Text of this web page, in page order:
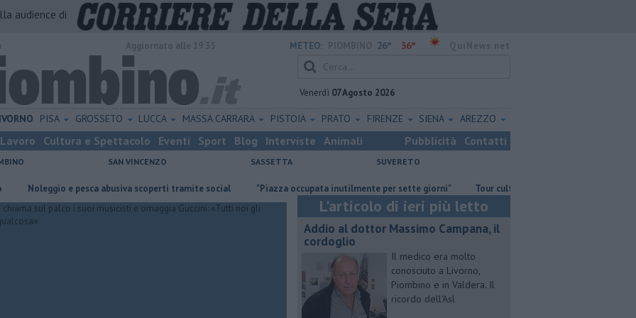
audience di
METEO: 26° 36°
Venerdì 07 Agosto 2026
PISA GROSSETO LUCCA MASSA CARRARA PISTOIA PRATO FIRENZE SIENA AREZZO
Lavoro Cultura e Spettacolo Eventi Sport Blog Interviste Animali Pubblicità Contatti
SAN VINCENZO SASSETTA SUVERETO
e pesca abusiva scoperti tramite social "Piazza occupata inutilmente per sette giorni" Tour culturale dell'assessora regionale
L'articolo di ieri più letto
Addio al dottor Massimo Campana, il
cordoglio
Il medico era molto
conosciuto a Livorno,
Piombino e in Valdera. Il
ricordo dell'Asl